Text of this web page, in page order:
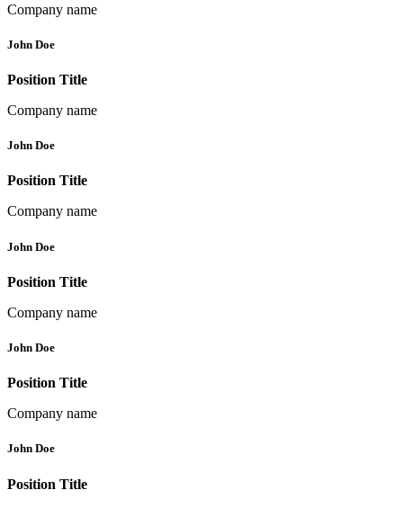
Company name
John Doe
Position Title
Company name
John Doe
Position Title
Company name
John Doe
Position Title
Company name
John Doe
Position Title
Company name
John Doe
Position Title